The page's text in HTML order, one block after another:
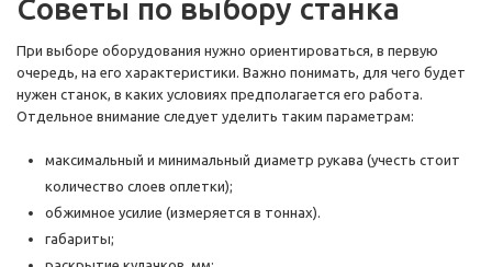
Советы по выбору станка
При выборе оборудования нужно ориентироваться, в первую
очередь, на его характеристики. Важно понимать, для чего будет
нужен станок, в каких условиях предполагается его работа.
Отдельное внимание следует уделить таким параметрам:
максимальный и минимальный диаметр рукава (учесть стоит
количество слоев оплетки);
обжимное усилие (измеряется в тоннах).
габариты;